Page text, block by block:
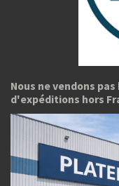
Nous ne vendons
d'expéditions hors